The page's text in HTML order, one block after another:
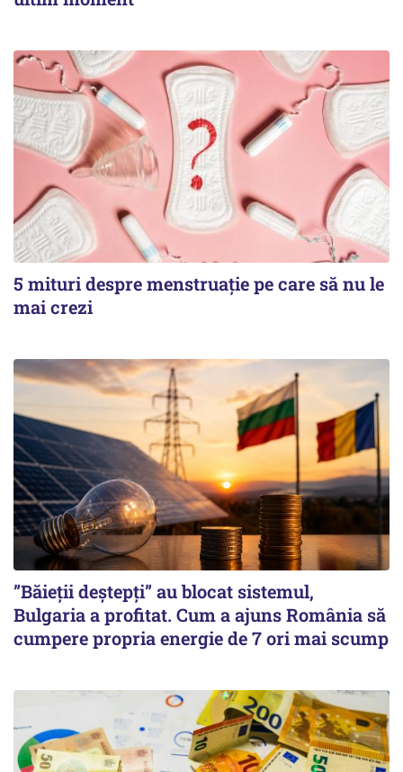
5 mituri despre menstruație pe care să nu le
mai crezi
”Băieții deștepți” au blocat sistemul,
Bulgaria a profitat. Cum a ajuns România să
cumpere propria energie de 7 ori mai scump